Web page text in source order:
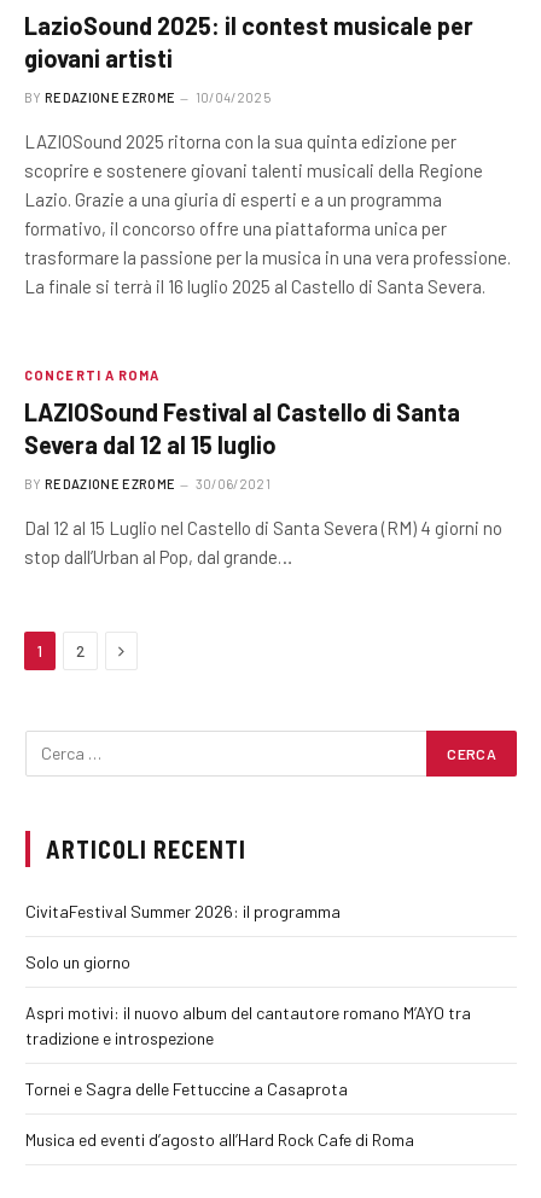
LazioSound 2025: il contest musicale per
giovani artisti
BY REDAZIONE EZROME 10/04/2025
LAZIOSound 2025 ritorna con la sua quinta edizione per
scoprire e sostenere giovani talenti musicali della Regione
Lazio. Grazie a una giuria di esperti e a un programma
formativo, il concorso offre una piattaforma unica per
trasformare la passione per la musica in una vera professione.
La finale si terrà il 16 luglio 2025 al Castello di Santa Severa.
CONCERTI A ROMA
LAZIOSound Festival al Castello di Santa
Severa dal 12 al 15 luglio
BY REDAZIONE EZROME 30/06/2021
Dal 12 al 15 Luglio nel Castello di Santa Severa (RM) 4 giorni no
stop dall’Urban al Pop, dal grande…
1 2 Next
ARTICOLI RECENTI
CivitaFestival Summer 2026: il programma
Solo un giorno
Aspri motivi: il nuovo album del cantautore romano M’AYO tra
tradizione e introspezione
Tornei e Sagra delle Fettuccine a Casaprota
Musica ed eventi d’agosto all’Hard Rock Cafe di Roma